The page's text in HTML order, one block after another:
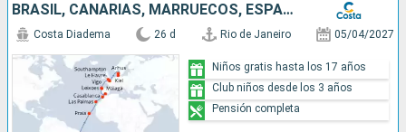
BRASIL, CANARIAS, MARRUECOS, ESPAÑA, PORTUGAL, FRANCIA, GRAN BRETAÑA, DINAMARCA, ALEMANIA
Costa Diadema 26 d Rio de Janeiro 05/04/2027
Niños gratis hasta los 17 años
Club niños desde los 3 años
Pensión completa